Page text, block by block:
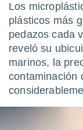
que se
calidad.
a este
las
y
Los
plásticos más
pedazos cada
reveló su
marinos, la
contaminación